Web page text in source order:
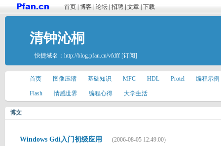
首页 博客 论坛 招聘 文章 下载
清钟沁桐
快捷域名： http://blog.pfan.cn/vfdff [订阅]
首页 图像压缩 基础知识 MFC HDL Protel 编程示例
Flash 情感世界 编程心得 大学生活
博文
Windows Gdi入门初级应用 (2006-08-05 12:49:00)